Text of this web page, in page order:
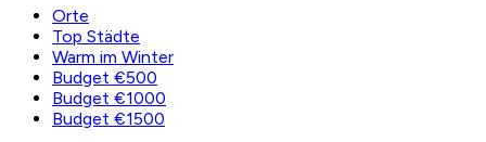
Orte
Top Städte
Warm im Winter
Budget €500
Budget €1000
Budget €1500